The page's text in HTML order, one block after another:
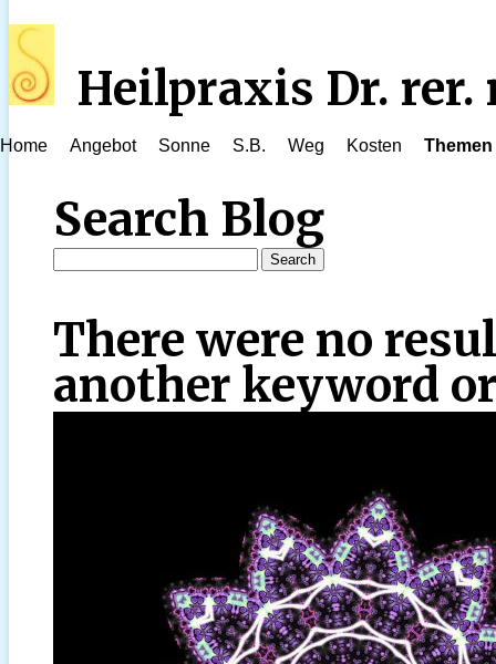
Heilpraxis Dr. rer.
Home Angebot Sonne S.B. Weg Kosten Themen
Search Blog
There were no
another keyword